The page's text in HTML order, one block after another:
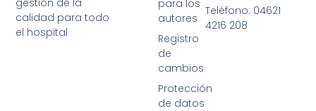
calidad para todo
el hospital
para los
autores
Registro
de
cambios
Protección
de datos
Teléfono: 04621
4216 208